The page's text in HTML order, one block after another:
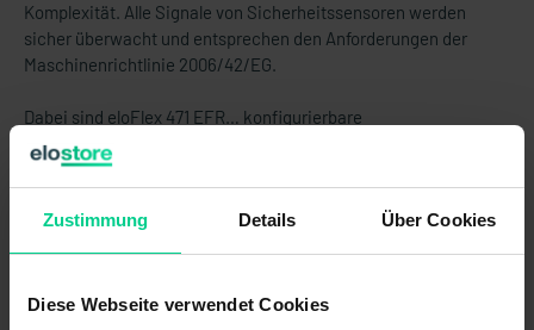
Zustimmung Details Über Cookies
Diese Webseite verwendet Cookies
Komplexität. Alle Signale von Sicherheitssensoren werden
sicher überwacht und entsprechen den Anforderungen der
Maschinenrichtlinie 2006/42/EG.
Dabei sind eloFlex 471 EFR… konfigurierbare
Sicherheitsauswerteeinheit mit 4 unabhängigen
Sicherheitseingängen (2-kanalig) und bis zu 4
Sicherheitsausgängen sowie 4 Kontrollausgängen.
Die internen Logikverknüpfungen sind bereits